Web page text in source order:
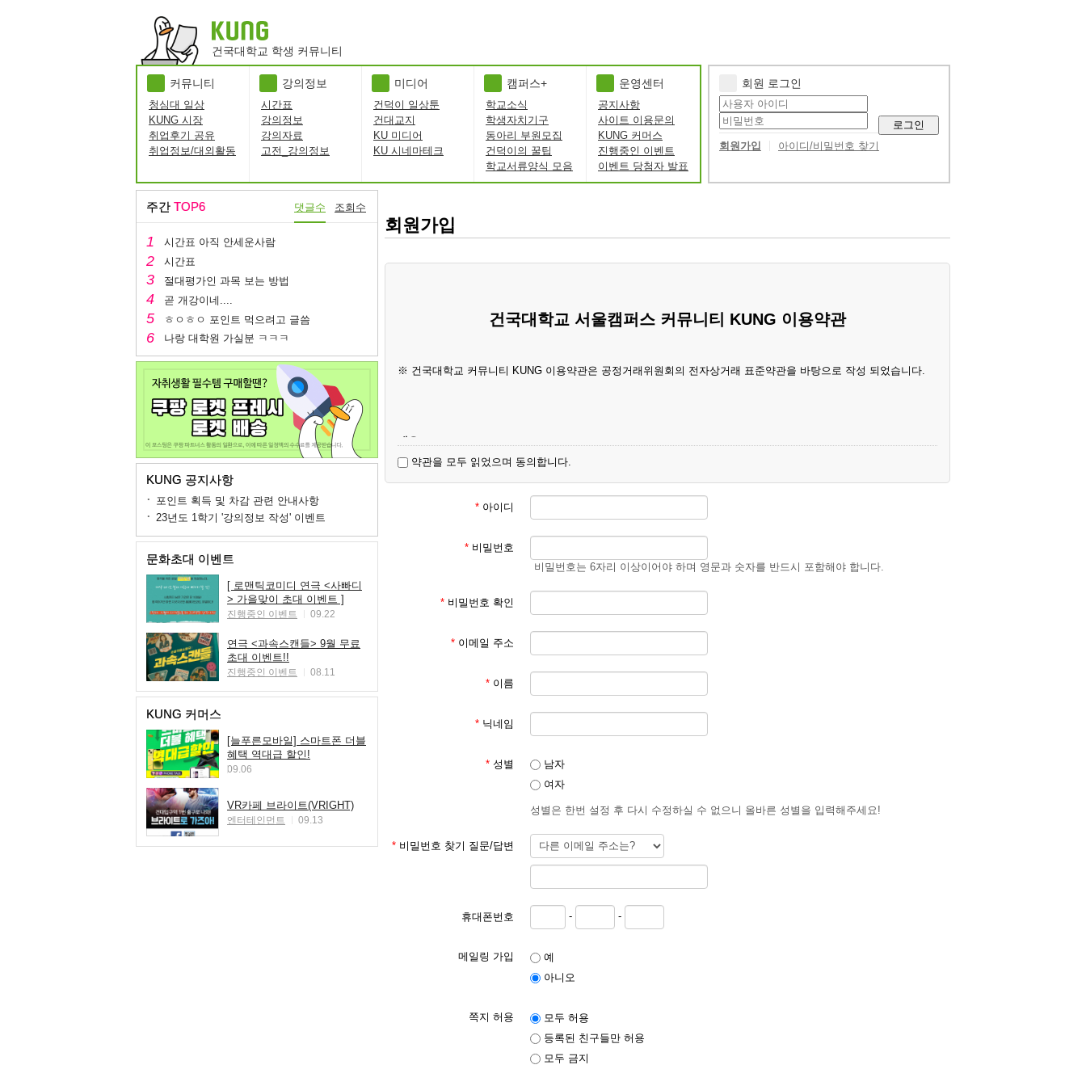
건국대학교 학생 커뮤니티
커뮤니티
청심대 일상
KUNG 시장
취업후기 공유
취업정보/대외활동
강의정보
시간표
강의정보
강의자료
고전_강의정보
미디어
건덕이 일상툰
건대교지
KU 미디어
KU 시네마테크
캠퍼스+
학교소식
학생자치기구
동아리 부원모집
건덕이의 꿀팁
학교서류양식 모음
운영센터
공지사항
사이트 이용문의
KUNG 커머스
진행중인 이벤트
이벤트 당첨자 발표
회원 로그인
로그인
회원가입
아이디/비밀번호 찾기
주간 TOP6 댓글수 조회수
시간표 아직 안세운사람
시간표
절대평가인 과목 보는 방법
곧 개강이네....
ㅎㅇㅎㅇ 포인트 먹으려고 글씀
나랑 대학원 가실분 ㅋㅋㅋ
KUNG 공지사항
포인트 획득 및 차감 관련 안내사항
23년도 1학기 '강의정보 작성' 이벤트
문화초대 이벤트
[ 로맨틱코미디 연극 <사빠디
> 가을맞이 초대 이벤트 ]
진행중인 이벤트 09.22
연극 <과속스캔들> 9월 무료
초대 이벤트!!
진행중인 이벤트 08.11
KUNG 커머스
[늘푸른모바일] 스마트폰 더블
혜택 역대급 할인!
09.06
VR카페 브라이트(VRIGHT)
엔터테인먼트 09.13
회원가입
건국대학교 서울캠퍼스 커뮤니티 KUNG 이용약관
※ 건국대학교 커뮤니티 KUNG 이용약관은 공정거래위원회의 전자상거래 표준약관을 바탕으로 작성 되었습니다.
개요
스(이하 “서비스”라 한다)를 이용함에 있어 KUNG과 이용자의 권리․의무 및 책임사항을 규정함을 목적으로 한다.
제 2 조(정의)
이 약관에서 사용하는 용어의 정의는 다음 각 호와 같다.
용자”가 이용할 수 있는“KUNG”관련 제반 서비스를 의미한다.
다.
③ “회원”이라 함은 “KUNG”에 회원등록을 한 자로서, 계속적으로 “KUNG”이 제공하는 서비스를 이용할 수 있
④ “비회원”이라 함은 회원에 가입하지 않고 “KUNG”이 제공하는 서비스를 이용하는 자를 말한다.
약관을 모두 읽었으며 동의합니다.
* 아이디
* 비밀번호
비밀번호는 6자리 이상이어야 하며 영문과 숫자를 반드시 포함해야 합니다.
* 비밀번호 확인
* 이메일 주소
* 이름
* 닉네임
* 성별
남자
여자
성별은 한번 설정 후 다시 수정하실 수 없으니 올바른 성별을 입력해주세요!
* 비밀번호 찾기 질문/답변
휴대폰번호 - -
메일링 가입
예
아니오
쪽지 허용
모두 허용
등록된 친구들만 허용
모두 금지